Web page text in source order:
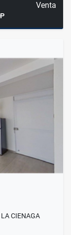
Venta
LA CIENAGA